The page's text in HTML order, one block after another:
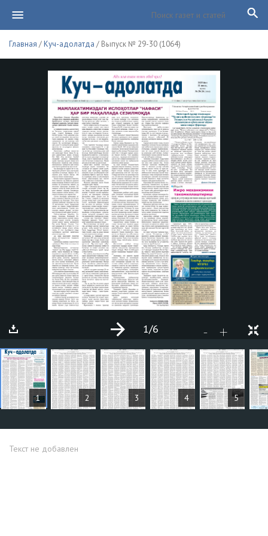
Главная /Куч-адолатда / Выпуск № 29-30 (1064)
1 2 3 4 5
- +
1/6
СТАТЬИ
Текст не добавлен